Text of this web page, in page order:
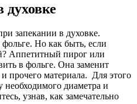
духовке
запекании в духовке.
Но как быть, если
Аппетитный пирог или
в фольге. Она заменит
прочего материала. Для этого
диаметра и
узнав, как замечательно